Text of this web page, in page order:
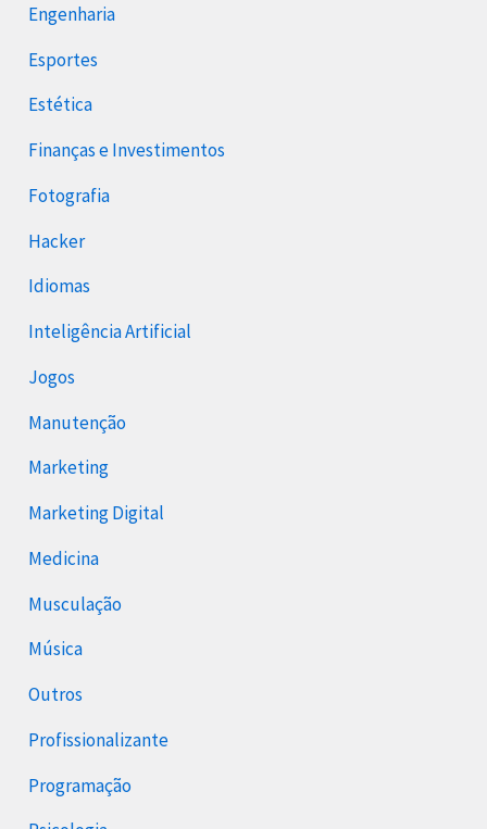
Engenharia
Esportes
Estética
Finanças e Investimentos
Fotografia
Hacker
Idiomas
Inteligência Artificial
Jogos
Manutenção
Marketing
Marketing Digital
Medicina
Musculação
Música
Outros
Profissionalizante
Programação